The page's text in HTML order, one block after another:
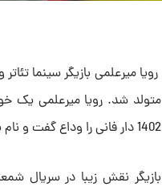
متولد شد. رویا میرعلمی یک
1402 دار فانی را وداع گفت و نام پدرش سید جمال میرعلمی است.
بازیگر نقش زیبا در سریال